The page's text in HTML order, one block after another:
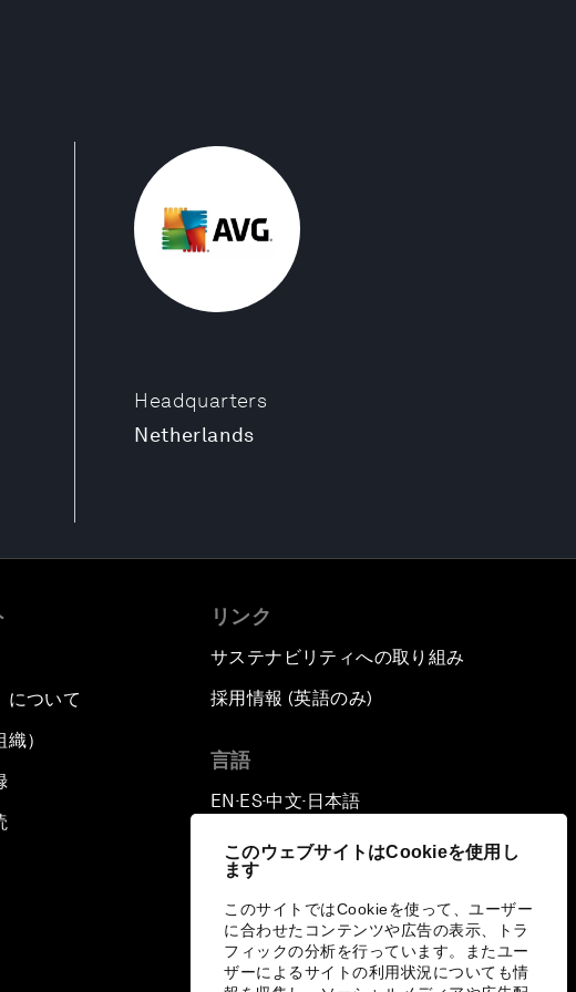
このウェブサイトはCookieを使用し
ます
このサイトではCookieを使って、ユーザー
に合わせたコンテンツや広告の表示、トラ
フィックの分析を行っています。またユー
ザーによるサイトの利用状況についても情
Headquarters
Netherlands
について
）
リンク
サステナビリティへの取り組み
採用情報 (英語のみ)
言語
EN ▪ES▪中文▪ 日本語